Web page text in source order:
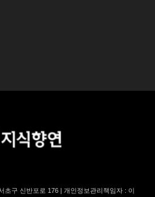
초구 신반포로 176 | 개인정보관리책임자 : 이